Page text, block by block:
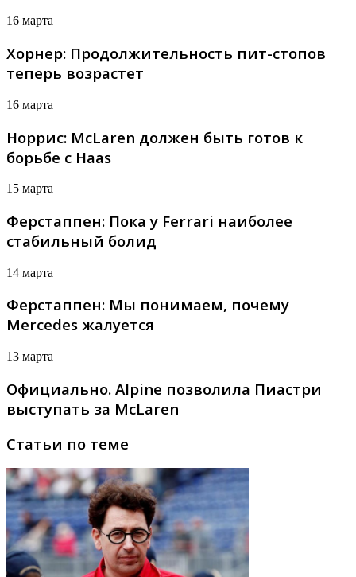
16 марта
Хорнер: Продолжительность пит-стопов
теперь возрастет
16 марта
Норрис: McLaren должен быть готов к
борьбе с Haas
15 марта
Ферстаппен: Пока у Ferrari наиболее
стабильный болид
14 марта
Ферстаппен: Мы понимаем, почему
Mercedes жалуется
13 марта
Официально. Alpine позволила Пиастри
выступать за McLaren
Статьи по теме